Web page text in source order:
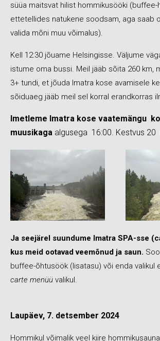
süüa maitsvat hilist hommikusööki
ettetellides natukene soodsam, aga saab
valida mõni muu võimalus).
Kell 12:30 jõuame Helsingisse. Väljume
istume oma bussi. Meil jääb sõita 260 km,
3+ tundi, et jõuda Imatra kose avamisele
sõiduaeg jääb meil sel korral erandkorras
Imetleme Imatra kose vaatemängu
muusikaga algusega 16:00. Kestvus 20
Ja seejärel suundume Imatra SPA-sse
kus meid ootavad veemõnud ja saun.
buffee-õhtusöök (lisatasu) või enda valikul
carte menüü valikul.
Laupäev, 7. detsember 2024
Hommikul võimalik veel kiire